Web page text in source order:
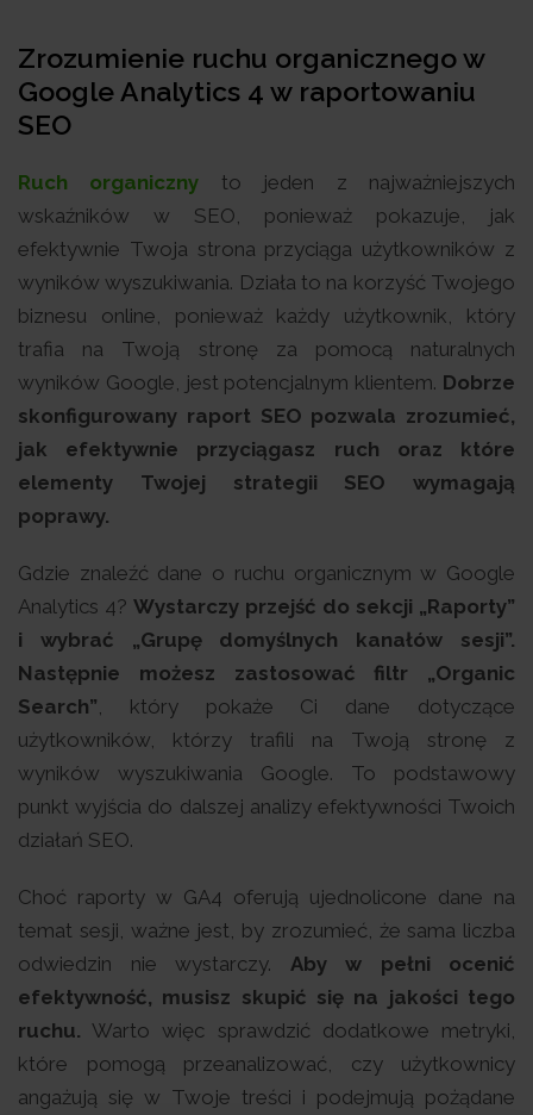
Zrozumienie ruchu organicznego w
Google Analytics 4 w raportowaniu
SEO
Ruch organiczny to jeden z najważniejszych
wskaźników w SEO, ponieważ pokazuje, jak
efektywnie Twoja strona przyciąga użytkowników z
wyników wyszukiwania. Działa to na korzyść Twojego
biznesu online, ponieważ każdy użytkownik, który
trafia na Twoją stronę za pomocą naturalnych
wyników Google, jest potencjalnym klientem. Dobrze
skonfigurowany raport SEO pozwala zrozumieć,
jak efektywnie przyciągasz ruch oraz które
elementy Twojej strategii SEO wymagają
poprawy.
Gdzie znaleźć dane o ruchu organicznym w Google
Analytics 4? Wystarczy przejść do sekcji „Raporty”
i wybrać „Grupę domyślnych kanałów sesji”.
Następnie możesz zastosować filtr „Organic
Search”, który pokaże Ci dane dotyczące
użytkowników, którzy trafili na Twoją stronę z
wyników wyszukiwania Google. To podstawowy
punkt wyjścia do dalszej analizy efektywności Twoich
działań SEO.
Choć raporty w GA4 oferują ujednolicone dane na
temat sesji, ważne jest, by zrozumieć, że sama liczba
odwiedzin nie wystarczy. Aby w pełni ocenić
efektywność, musisz skupić się na jakości tego
ruchu. Warto więc sprawdzić dodatkowe metryki,
które pomogą przeanalizować, czy użytkownicy
angażują się w Twoje treści i podejmują pożądane